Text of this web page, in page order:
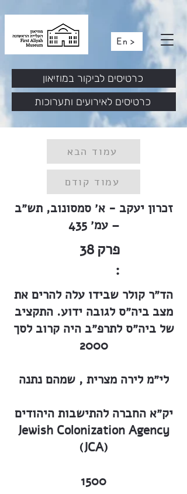
En >
כרטיסים לאירועים ותערוכות
כרטיסים לביקור במוזיאון
עמוד הבא
עמוד קודם
זכרון יעקב - א׳ סמסונוב, תש״ב
– עמ׳ 435
38 פרק
:
הד״ר קולר שבידו עלה להרים את
מצב ביה״ס לגובה ידוע. התקציב
של ביה״ס לתרפ״ב היה קרוב לסך
2000
לי״מ לירה מצרית , שמהם נתנה
יק״א החברה להתישבות היהודים
Jewish Colonization Agency
(JCA)
1500